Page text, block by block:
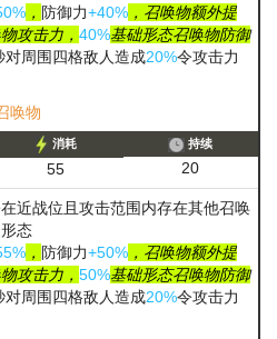
， 防御力+40% ，召唤物额外提
攻击力， 40%基础形态召唤物防御
对周围四格敌人造成20%令攻击力
唤物
消耗
55
持续
20
近战位且攻击范围内存在其他召唤
形态
， 防御力+50% ，召唤物额外提
攻击力， 50%基础形态召唤物防御
对周围四格敌人造成20%令攻击力